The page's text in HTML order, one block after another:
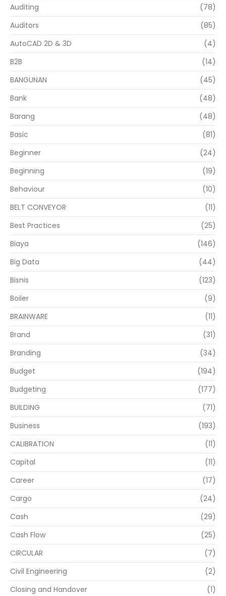
Auditing
(78)
Auditors
(85)
AutoCAD 2D & 3D
(4)
B2B
(14)
BANGUNAN
(45)
Bank
(48)
Barang
(48)
Basic
(81)
Beginner
(24)
Beginning
(19)
Behaviour
(10)
BELT CONVEYOR
(11)
Best Practices
(25)
Biaya
(146)
Big Data
(44)
Bisnis
(123)
Boiler
(9)
BRAINWARE
(11)
Brand
(31)
Branding
(34)
Budget
(194)
Budgeting
(177)
BUILDING
(71)
Business
(193)
CALIBRATION
(11)
Capital
(11)
Career
(17)
Cargo
(24)
Cash
(29)
Cash Flow
(25)
CIRCULAR
(7)
Civil Engineering
(2)
Closing and Handover
(1)